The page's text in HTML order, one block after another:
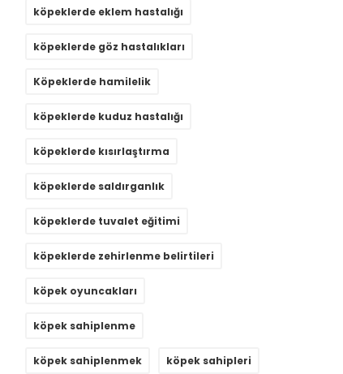
köpeklerde eklem hastalığı
köpeklerde göz hastalıkları
Köpeklerde hamilelik
köpeklerde kuduz hastalığı
köpeklerde kısırlaştırma
köpeklerde saldırganlık
köpeklerde tuvalet eğitimi
köpeklerde zehirlenme belirtileri
köpek oyuncakları
köpek sahiplenme
köpek sahiplenmek köpek sahipleri